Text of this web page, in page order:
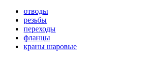
отводы
резьбы
переходы
фланцы
краны шаровые